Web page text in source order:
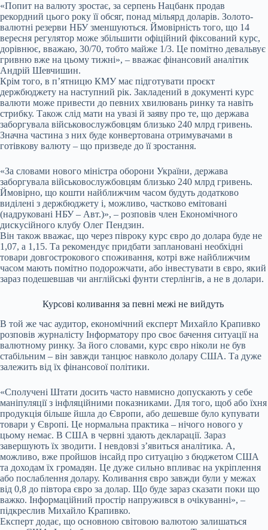
«Попит на валюту зростає, за серпень Нацбанк продав
рекордний цього року її обсяг, понад мільярд доларів. Золото-
валютні резерви НБУ зменшуються. Ймовірність того, що 14
вересня регулятор може збільшити офіційний фіксований курс,
дорівнює, вважаю, 30/70, тобто майже 1/3. Це помітно девальвує
гривню вже на цьому тижні», – вважає фінансовий аналітик
Андрій Шевчишин.
Крім того, в п’ятницю КМУ має підготувати проєкт
держбюджету на наступний рік. Закладений в документі курс
валюти може привести до певних хвилювань ринку та навіть
стрибку. Також слід мати на увазі й заяву про те, що держава
заборгувала військовослужбовцям близько 240 млрд гривень.
Значна частина з них буде конвертована отримувачами в
готівкову валюту – що призведе до її зростання.
«За словами нового міністра оборони України, держава
заборгувала військовослужбовцям близько 240 млрд гривень.
Ймовірно, що кошти найближчим часом будуть додатково
виділені з держбюджету і, можливо, частково емітовані
(надруковані НБУ – Авт.)», – розповів член Економічного
дискусійного клубу Олег Пендзин.
Він також вважає, що через півроку курс євро до долара буде не
1,07, а 1,15. Та рекомендує придбати заплановані необхідні
товари довгострокового споживання, котрі вже найближчим
часом мають помітно подорожчати, або інвестувати в євро, який
зараз подешевшав чи англійські фунти стерлінгів, а не в долари.
Курсові коливання за певні межі не вийдуть
В той же час аудитор, економічний експерт Михайло Крапивко
розповів журналісту Інформатору про своє бачення ситуації на
валютному ринку. За його словами, курс євро ніколи не був
стабільним – він завжди танцює навколо долару США. Та дуже
залежить від їх фінансової політики.
«Сполучені Штати досить часто навмисно допускають у себе
маніпуляції з інфляційними показниками. Для того, щоб або їхня
продукція більше йшла до Європи, або дешевше було купувати
товари у Європі. Це нормальна практика – нічого нового у
цьому немає. В США в червні здають декларації. Зараз
завершують їх зводити. І невдовзі з’явиться аналітика. А,
можливо, вже пройшов інсайд про ситуацію з бюджетом США
та доходам їх громадян. Це дуже сильно впливає на укріплення
або послаблення долару. Коливання євро завжди були у межах
від 0,8 до півтора євро за долар. Що буде зараз сказати поки що
важко. Інформаційний простір напружився в очікуванні», –
підкреслив Михайло Крапивко.
Експерт додає, що основною світовою валютою залишаться